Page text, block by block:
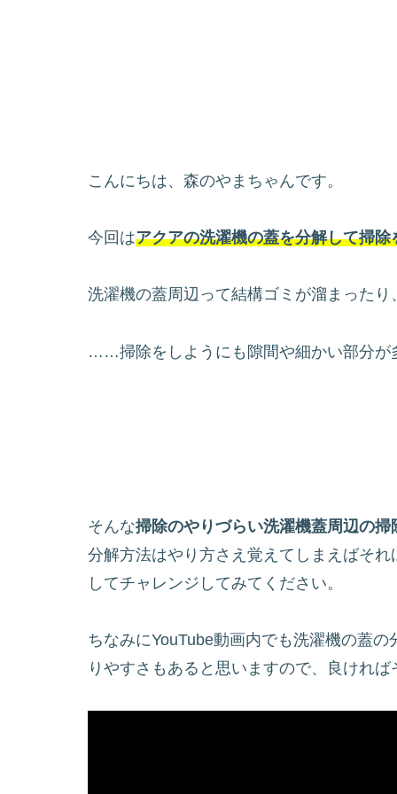
こんにちは、森のやまちゃんです。
今回はアクアの洗濯機の蓋を分解して掃
洗濯機の蓋周辺って結構ゴミが溜まった
……掃除をしようにも隙間や細かい部分が
そんな掃除のやりづらい洗濯機蓋周辺の
分解方法はやり方さえ覚えてしまえばそ
してチャレンジしてみてください。
ちなみにYouTube動画内でも洗濯機の蓋
りやすさもあると思いますので、良けれ